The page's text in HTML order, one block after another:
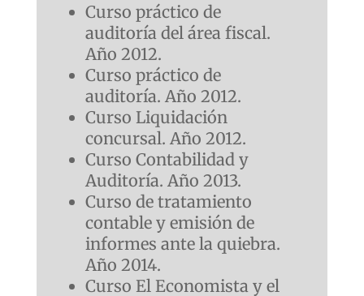
Curso práctico de
auditoría del área fiscal.
Año 2012.
Curso práctico de
auditoría. Año 2012.
Curso Liquidación
concursal. Año 2012.
Curso Contabilidad y
Auditoría. Año 2013.
Curso de tratamiento
contable y emisión de
informes ante la quiebra.
Año 2014.
Curso El Economista y el